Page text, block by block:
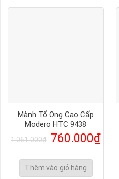
Mành Tổ Ong Cao Cấp
Modero HTC 9438
1.061.000₫ 760.000₫
Thêm vào giỏ hàng